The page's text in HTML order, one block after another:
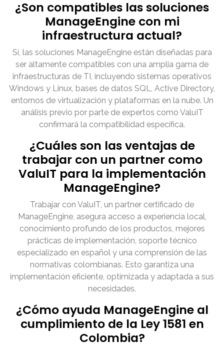
¿Son compatibles las soluciones
ManageEngine con mi
infraestructura actual?
Sí, las soluciones ManageEngine están diseñadas para
ser altamente compatibles con una amplia gama de
infraestructuras de TI, incluyendo sistemas operativos
Windows y Linux, bases de datos SQL, Active Directory,
entornos de virtualización y plataformas en la nube. Un
análisis previo por parte de expertos como ValuIT
confirmará la compatibilidad específica.
¿Cuáles son las ventajas de
trabajar con un partner como
ValuIT para la implementación
ManageEngine?
Trabajar con ValuIT, un partner certificado de
ManageEngine, asegura acceso a experiencia local,
conocimiento profundo de los productos, mejores
prácticas de implementación, soporte técnico
especializado en español y una comprensión de las
normativas colombianas. Esto garantiza una
implementación eficiente, optimizada y adaptada a sus
necesidades.
¿Cómo ayuda ManageEngine al
cumplimiento de la Ley 1581 en
Colombia?